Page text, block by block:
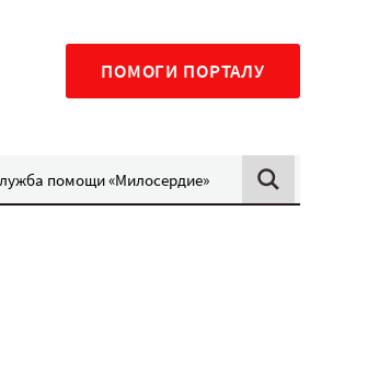
ПОМОГИ ПОРТАЛУ
помощи «Милосердие»